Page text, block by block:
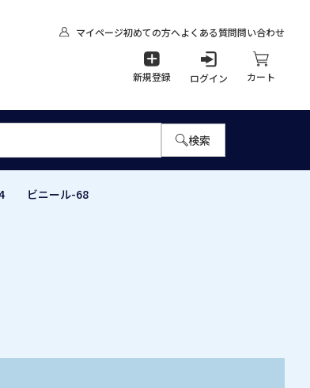
マイページ初めての方へ
新規登録
よくある質問
ログイン
問い合わせ
カート
検索
ビニール-68